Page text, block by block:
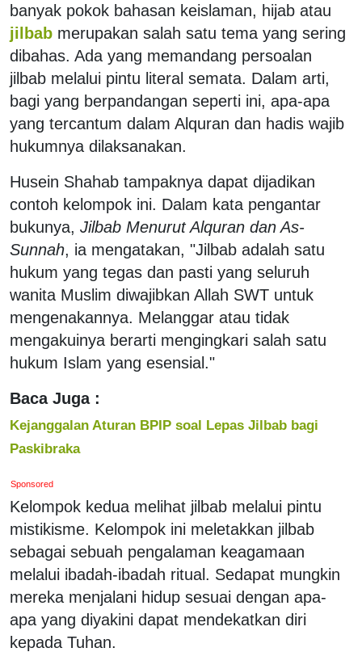
banyak pokok bahasan keislaman, hijab atau
jilbab merupakan salah satu tema yang sering
dibahas. Ada yang memandang persoalan
jilbab melalui pintu literal semata. Dalam arti,
bagi yang berpandangan seperti ini, apa-apa
yang tercantum dalam Alquran dan hadis wajib
hukumnya dilaksanakan.
Husein Shahab tampaknya dapat dijadikan
contoh kelompok ini. Dalam kata pengantar
bukunya, Jilbab Menurut Alquran dan As-
Sunnah, ia mengatakan, "Jilbab adalah satu
hukum yang tegas dan pasti yang seluruh
wanita Muslim diwajibkan Allah SWT untuk
mengenakannya. Melanggar atau tidak
mengakuinya berarti mengingkari salah satu
hukum Islam yang esensial."
Baca Juga :
Kejanggalan Aturan BPIP soal Lepas Jilbab bagi
Paskibraka
Sponsored
Kelompok kedua melihat jilbab melalui pintu
mistikisme. Kelompok ini meletakkan jilbab
sebagai sebuah pengalaman keagamaan
melalui ibadah-ibadah ritual. Sedapat mungkin
mereka menjalani hidup sesuai dengan apa-
apa yang diyakini dapat mendekatkan diri
kepada Tuhan.